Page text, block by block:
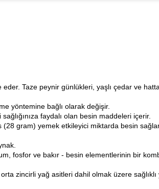
Taze peynir günlükleri, yaşlı çedar ve
yöntemine bağlı olarak değişir.
faydalı olan besin maddeleri içerir.
gram) yemek etkileyici miktarda besin
fosfor ve bakır - besin elementlerinin bir
zincirli yağ asitleri dahil olmak üzere